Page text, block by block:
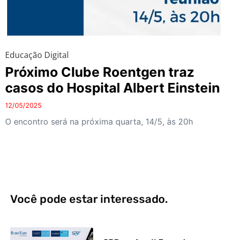
Educação Digital
Próximo Clube Roentgen traz
casos do Hospital Albert Einstein
12/05/2025
O encontro será na próxima quarta, 14/5, às 20h
Você pode estar interessado.